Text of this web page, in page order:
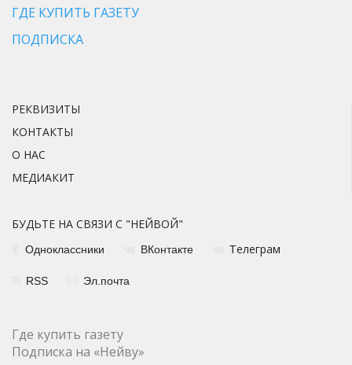
ГДЕ КУПИТЬ ГАЗЕТУ
ПОДПИСКА
РЕКВИЗИТЫ
КОНТАКТЫ
О НАС
МЕДИАКИТ
БУДЬТЕ НА СВЯЗИ С "НЕЙВОЙ"
Одноклассники ВКонтакте Телеграм
RSS Эл.почта
Где купить газету
Подписка на «Нейву»